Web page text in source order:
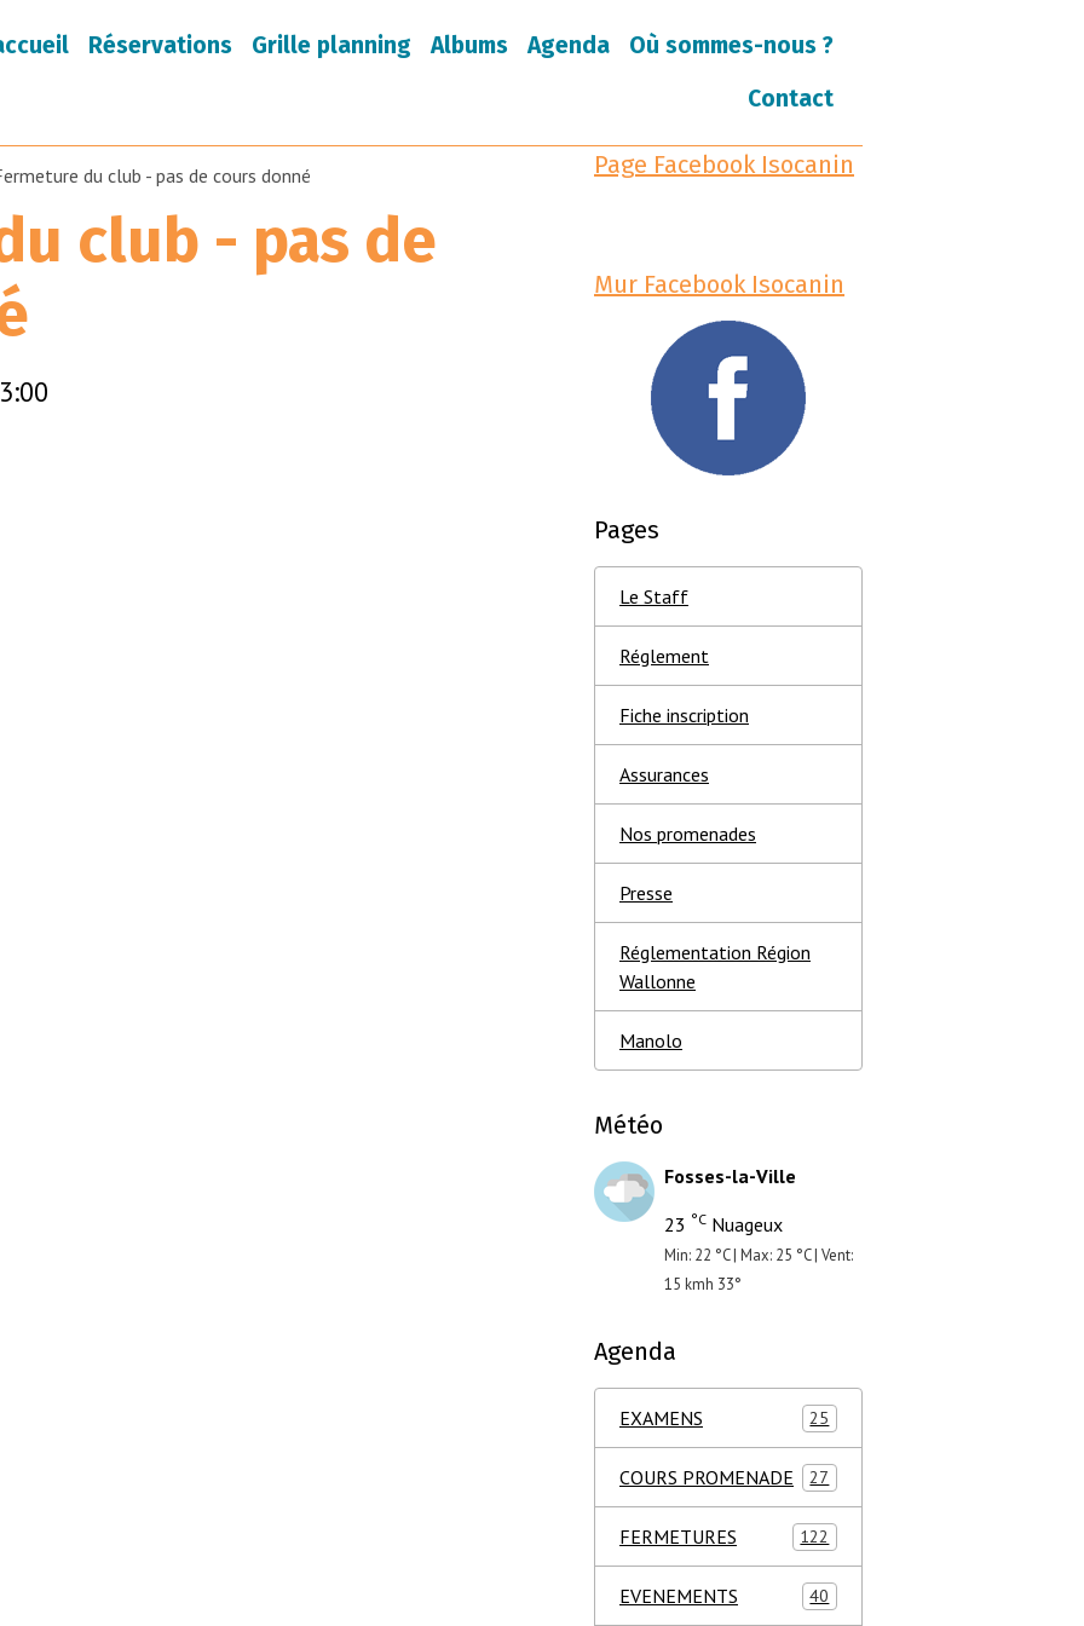
Réservations Grille planning Albums Agenda
Où sommes-nous ?
Contact
du club - pas de cours donné
club - pas de
Page Facebook Isocanin
Mur Facebook Isocanin
Pages
Le Staff
Réglement
Fiche inscription
Assurances
Nos promenades
Presse
Réglementation Région
Wallonne
Manolo
Météo
Fosses-la-Ville
23 °C Nuageux
Min: 22 °C | Max: 25 °C | Vent:
15 kmh 33°
Agenda
EXAMENS 25
COURS PROMENADE 27
FERMETURES 122
EVENEMENTS 40